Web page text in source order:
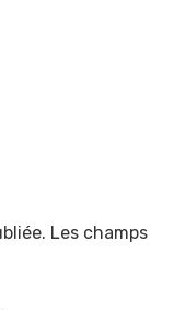
Les champs